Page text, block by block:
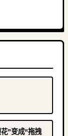
”变成“拖拽